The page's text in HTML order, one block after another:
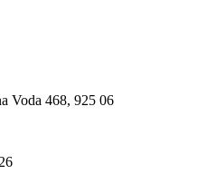
Voda 468, 925 06